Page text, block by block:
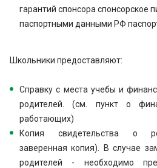
гарантий спонсора спонсорское
паспортными данными РФ
Школьники предоставляют:
Справку с места учебы и
родителей. (см. пункт о
работающих)
Копия свидетельства о
заверенная копия). В случае
родителей - необходимо